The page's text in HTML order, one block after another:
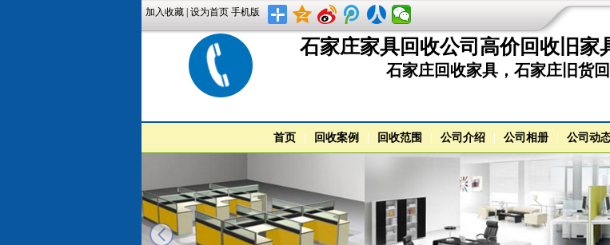
加入收藏 设为首页 手机版
石家庄家具回收公司高价回收旧家
石家庄回收家具，石家庄旧货
首页 回收案例 回收范围 公司介绍 公司相册 公司动